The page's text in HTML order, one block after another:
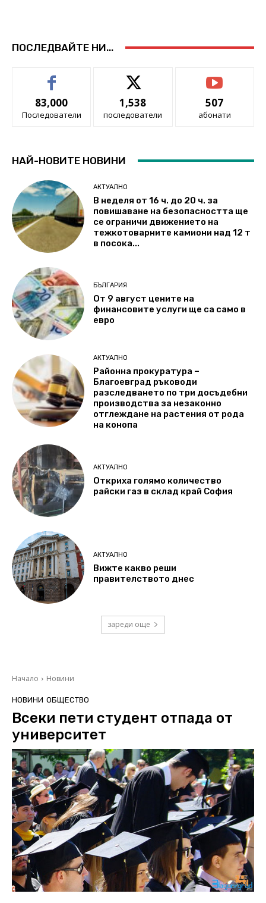
ПОСЛЕДВАЙТЕ НИ...
83,000
Последователи
1,538
последователи
507
абонати
НАЙ-НОВИТЕ НОВИНИ
АКТУАЛНО
В неделя от 16 ч. до 20 ч. за
повишаване на безопасността ще
се ограничи движението на
тежкотоварните камиони над 12 т
в посока...
БЪЛГАРИЯ
От 9 август цените на
финансовите услуги ще са само в
евро
АКТУАЛНО
Районна прокуратура –
Благоевград ръководи
разследването по три досъдебни
производства за незаконно
отглеждане на растения от рода
на конопа
АКТУАЛНО
Откриха голямо количество
райски газ в склад край София
АКТУАЛНО
Вижте какво реши
правителството днес
зареди още